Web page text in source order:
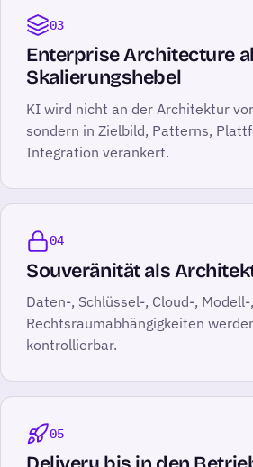
03
Enterprise Architecture
Skalierungshebel
KI wird nicht an der Architektur
sondern in Zielbild, Patterns,
Integration verankert.
04
Souveränität als
Daten-, Schlüssel-, Cloud-,
Rechtsraumabhängigkeiten
kontrollierbar.
05